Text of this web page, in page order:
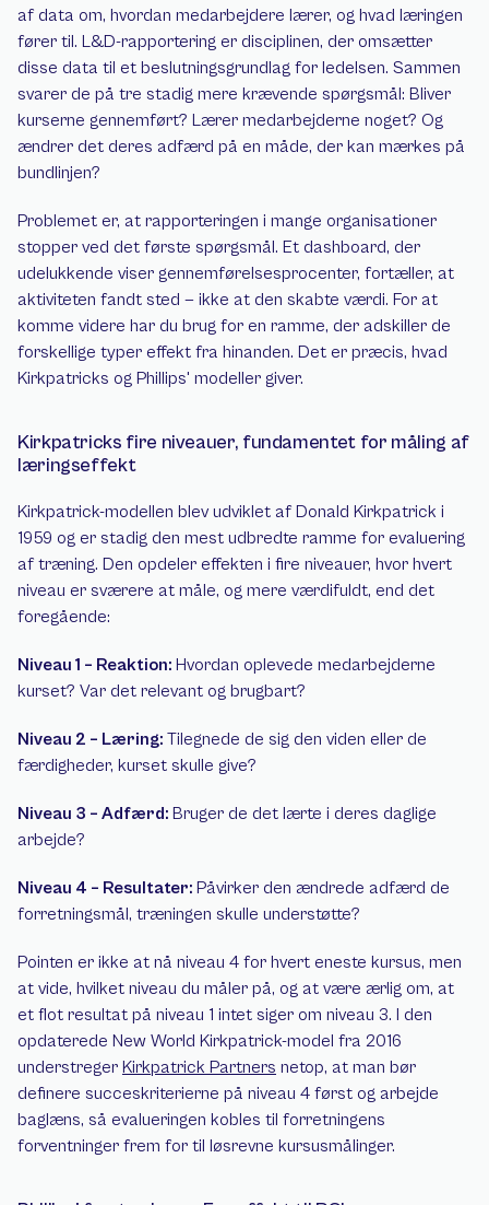
af data om, hvordan medarbejdere lærer, og hvad læringen
fører til. L&D-rapportering er disciplinen, der omsætter
disse data til et beslutningsgrundlag for ledelsen. Sammen
svarer de på tre stadig mere krævende spørgsmål: Bliver
kurserne gennemført? Lærer medarbejderne noget? Og
ændrer det deres adfærd på en måde, der kan mærkes på
bundlinjen?
Problemet er, at rapporteringen i mange organisationer
stopper ved det første spørgsmål. Et dashboard, der
udelukkende viser gennemførelsesprocenter, fortæller, at
aktiviteten fandt sted — ikke at den skabte værdi. For at
komme videre har du brug for en ramme, der adskiller de
forskellige typer effekt fra hinanden. Det er præcis, hvad
Kirkpatricks og Phillips' modeller giver.
Kirkpatricks fire niveauer, fundamentet for måling af
læringseffekt
Kirkpatrick-modellen blev udviklet af Donald Kirkpatrick i
1959 og er stadig den mest udbredte ramme for evaluering
af træning. Den opdeler effekten i fire niveauer, hvor hvert
niveau er sværere at måle, og mere værdifuldt, end det
foregående:
Niveau 1 – Reaktion: Hvordan oplevede medarbejderne
kurset? Var det relevant og brugbart?
Niveau 2 – Læring: Tilegnede de sig den viden eller de
færdigheder, kurset skulle give?
Niveau 3 – Adfærd: Bruger de det lærte i deres daglige
arbejde?
Niveau 4 – Resultater: Påvirker den ændrede adfærd de
forretningsmål, træningen skulle understøtte?
Pointen er ikke at nå niveau 4 for hvert eneste kursus, men
at vide, hvilket niveau du måler på, og at være ærlig om, at
et flot resultat på niveau 1 intet siger om niveau 3. I den
opdaterede New World Kirkpatrick-model fra 2016
understreger Kirkpatrick Partners netop, at man bør
definere succeskriterierne på niveau 4 først og arbejde
baglæns, så evalueringen kobles til forretningens
forventninger frem for til løsrevne kursusmålinger.